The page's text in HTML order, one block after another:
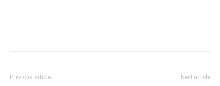
Previous article Next article